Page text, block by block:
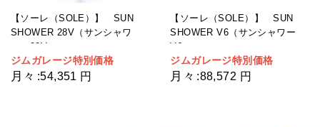
【ソーレ（SOLE）】 SUN
SHOWER 28V（サンシャワ
ー 28V）
ジムガレージ特別価格
月々 :54,351 円
【ソーレ（SOLE）】 SUN
SHOWER V6（サンシャワー
V6）
ジムガレージ特別価格
月々 :88,572 円